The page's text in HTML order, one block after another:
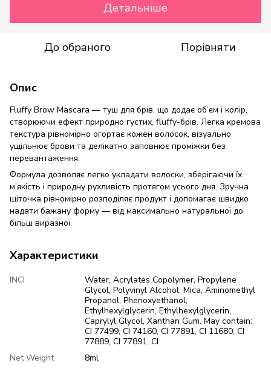
Детальніше
До обраного Порівняти
Опис
Fluffy Brow Mascara — туш для брів, що додає об’єм і колір,
створюючи ефект природно густих, fluffy-брів. Легка кремова
текстура рівномірно огортає кожен волосок, візуально
ущільнює брови та делікатно заповнює проміжки без
перевантаження.
Формула дозволяє легко укладати волоски, зберігаючи їх
м’якість і природну рухливість протягом усього дня. Зручна
щіточка рівномірно розподіляє продукт і допомагає швидко
надати бажану форму — від максимально натуральної до
більш виразної.
Характеристики
INCI
Water, Acrylates Copolymer, Propylene
Glycol, Polyvinyl Alcohol, Mica, Aminomethyl
Propanol, Phenoxyethanol,
Ethylhexylglycerin, Ethylhexylglycerin,
Caprylyl Glycol, Xanthan Gum. May contain:
CI 77499, CI 74160, CI 77891, CI 11680, CI
77889, CI 77891, CI
Net Weight
8ml